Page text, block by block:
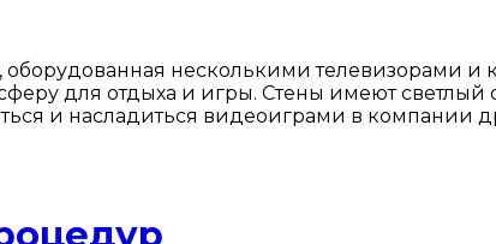
несколькими телевизорами
для отдыха и игры. Стены имеют светлый
и насладиться видеоиграми в компании